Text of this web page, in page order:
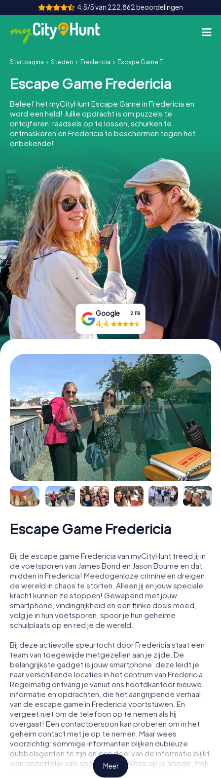
4,5/5 van 222.862 beoordelingen
Hoe het werkt
Steden
Tours
Teamevenement
INT AT CH
DE
ES
FR UK
IE
IT
NL
Boek tickets
Koop cadeaubonnen
Startpagina Steden Fredericia Escape Game Fredericia
Escape Game Fredericia
Beleef het myCityHunt Escape Game in Fredericia en
word een held! Jullie opdracht is om puzzels te
ontcijferen, raadsels op te lossen, schurken te
ontmaskeren en Fredericia te beschermen tegen het
onbekende!
Google 2.118
4,4
Escape Game Fredericia
Bij de escape game Fredericia van myCityHunt treed jij in
de voetsporen van James Bond en Jason Bourne en dat
midden in Fredericia! Meedogenloze criminelen dreigen
de wereld in chaos te storten. Alleen jij en jouw speciale
kracht kunnen ze stoppen! Gewapend met jouw
smartphone, vindingrijkheid en een flinke dosis moed,
volg je in hun voetsporen, spoor je hun geheime
schuilplaats op en red je de wereld.
Bij deze actievolle speurtocht door Fredericia staat een
team van toegewijde metgezellen aan je zijde. De
belangrijkste gadget is jouw smartphone: deze leidt je
naar verschillende locaties in het centrum van Fredericia.
Regelmatig ontvang je vanuit ons hoofdkantoor nieuwe
informatie en opdrachten, die het aangrijpende verhaal
van de escape game in Fredericia voortstuwen. En
vergeet niet om de telefoon op te nemen als hij
overgaat! Een contactpersoon kan proberen om in het
geheim contact met je op te nemen. Maar wees
voorzichtig: sommige informanten blijken dubieuze
dubbelagenten te zijn en een deel van de informatie blijkt
een opzettelijk vals spoor te zijn. Wees op je hoede, trek
de juiste conclusies en vooral: vertrouw niemand!
Meer